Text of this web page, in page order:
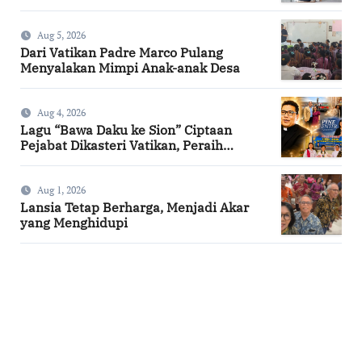
Aug 5, 2026
Dari Vatikan Padre Marco Pulang
Menyalakan Mimpi Anak-anak Desa
Aug 4, 2026
Lagu “Bawa Daku ke Sion” Ciptaan
Pejabat Dikasteri Vatikan, Peraih
Aug 1, 2026
Lansia Tetap Berharga, Menjadi Akar
yang Menghidupi